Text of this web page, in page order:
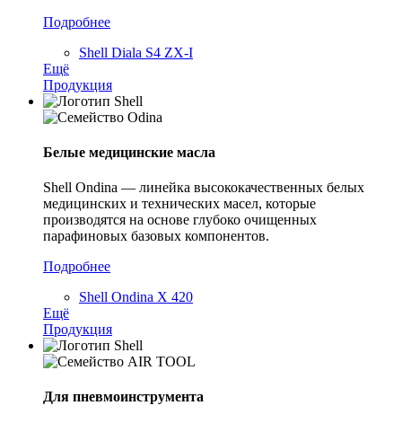
Подробнее
Shell Diala S4 ZX-I
Ещё
Продукция
Белые медицинские масла
Shell Ondina — линейка высококачественных белых
медицинских и технических масел, которые
производятся на основе глубоко очищенных
парафиновых базовых компонентов.
Подробнее
Shell Ondina X 420
Ещё
Продукция
Для пневмоинструмента